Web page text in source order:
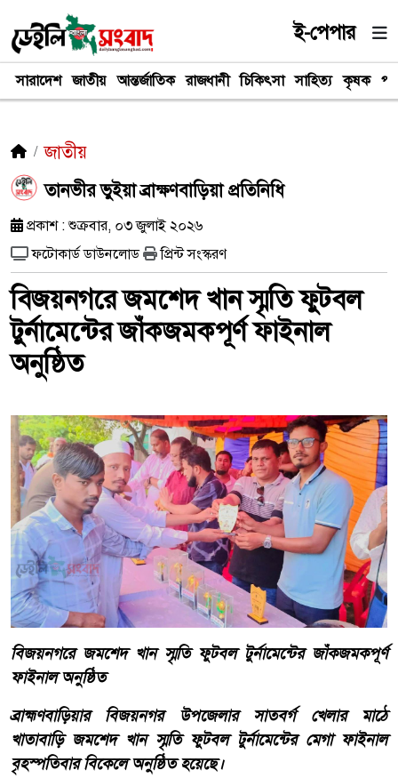
ই-পেপার
সারাদেশ জাতীয় আন্তর্জাতিক রাজধানী চিকিৎসা সাহিত্য কৃষক
জাতীয়
তানভীর ভুইয়া ব্রাক্ষণবাড়িয়া প্রতিনিধি
প্রকাশ : শুক্রবার, ০৩ জুলাই ২০২৬
ফটোকার্ড ডাউনলোড
প্রিন্ট সংস্করণ
বিজয়নগরে জমশেদ খান স্মৃতি ফুটবল
টুর্নামেন্টের জাঁকজমকপূর্ণ ফাইনাল
অনুষ্ঠিত
বিজয়নগরে জমশেদ খান স্মৃতি ফুটবল টুর্নামেন্টের জাঁকজমকপূর্ণ
ফাইনাল অনুষ্ঠিত
ব্রাহ্মণবাড়িয়ার বিজয়নগর উপজেলার সাতবর্গ খেলার মাঠে
খাতাবাড়ি জমশেদ খান স্মৃতি ফুটবল টুর্নামেন্টের মেগা ফাইনাল
বৃহস্পতিবার বিকেলে অনুষ্ঠিত হয়েছে।